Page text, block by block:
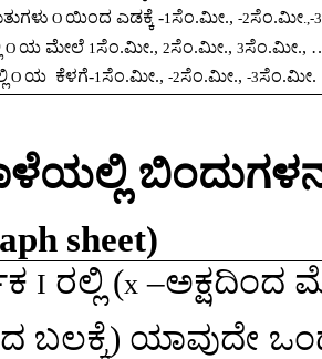
Oಯಿಂದ ಎಡಕ್ಕೆ -1ಸೆಂ.ಮೀ.,-2ಸೆಂ.ಮೀ.,-3
Oಯ ಮೇಲೆ 1ಸೆಂ.ಮೀ.,2ಸೆಂ.ಮೀ.,3ಸೆಂ.ಮೀ.,
Oಯ ಕೆಳಗೆ-1ಸೆಂ.ಮೀ.,-2ಸೆಂ.ಮೀ.,-3ಸೆಂ.ಮೀ.
sheet)
I ರಲ್ಲಿ (x –ಅಕ್ಷದಿಂದ
ಬಲಕ್ಕೆ) ಯಾವುದೇ